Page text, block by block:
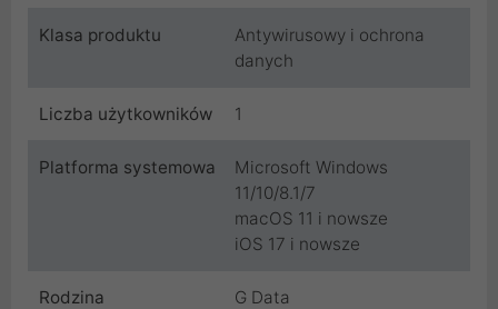
Klasa produktu
Antywirusowy i ochrona
danych
Liczba użytkowników 1
Platforma systemowa
Microsoft Windows
11/10/8.1/7
macOS 11 i nowsze
iOS 17 i nowsze
Rodzina G Data